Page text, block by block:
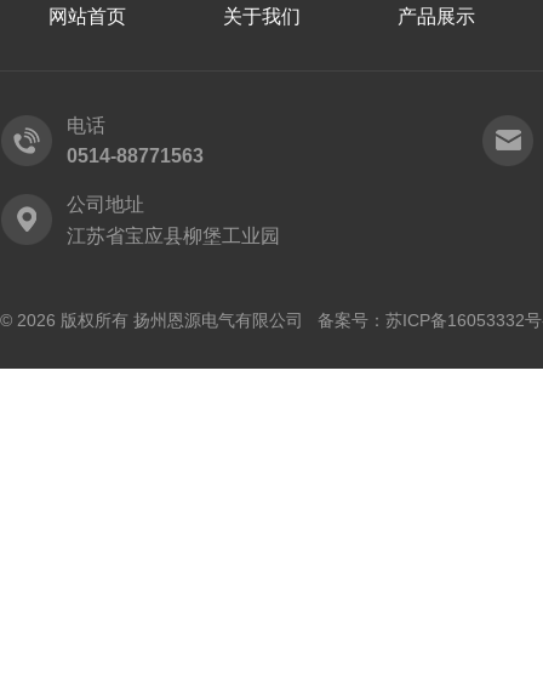
网站首页 关于我们 产品展示
电话
0514-88771563
公司地址
江苏省宝应县柳堡工业园
© 2026 版权所有 扬州恩源电气有限公司 备案号： 苏ICP备16053332